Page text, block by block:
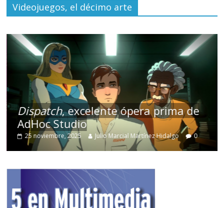
Videojuegos, el décimo arte
Dispatch, excelente ópera prima de
AdHoc Studio
25 noviembre, 2025 Julio Marcial Martínez Hidalgo 0